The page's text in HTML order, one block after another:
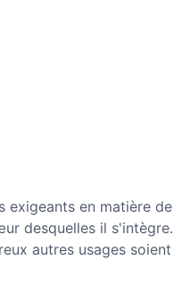
exigeants en matière de
desquelles il s'intègre.
autres usages soient